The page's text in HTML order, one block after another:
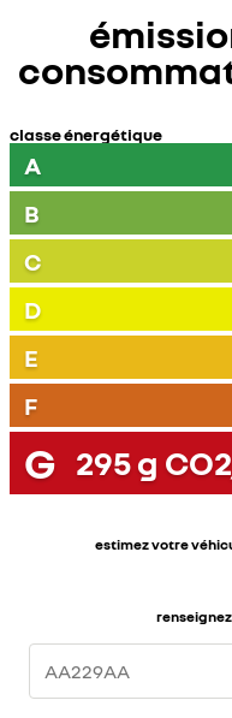
classe énergétique
A
B
C
D
E
F
G 295g
estimez votre